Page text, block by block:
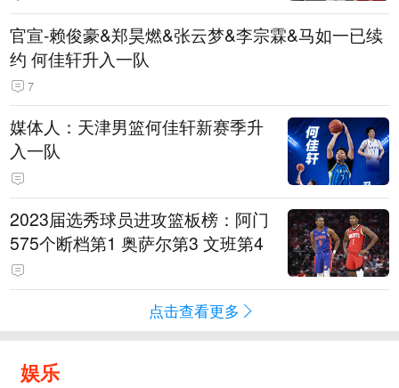
官宣-赖俊豪&郑昊燃&张云梦&李宗霖&马如一已续
约 何佳轩升入一队
7
媒体人：天津男篮何佳轩新赛季升
入一队
2023届选秀球员进攻篮板榜：阿门
575个断档第1 奥萨尔第3 文班第4
点击查看更多
娱乐